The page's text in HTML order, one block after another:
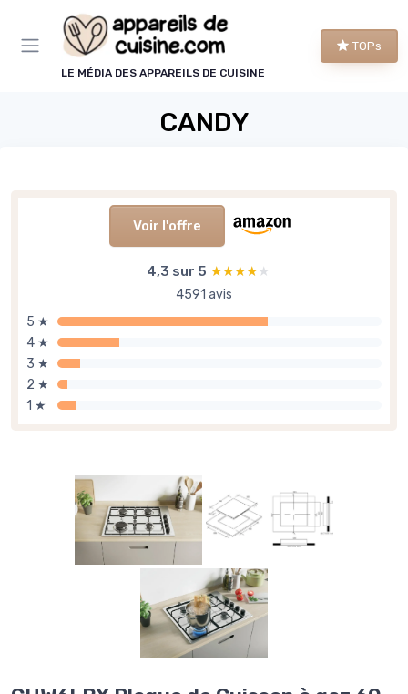
LE MÉDIA DES APPAREILS DE CUISINE
TOPs
CANDY
Voir l'offre
4,3 sur 5 ★★★★★
★★★★★
4591 avis
5 ★
4 ★
3 ★
2 ★
1 ★
Panneau de gestion des cookies